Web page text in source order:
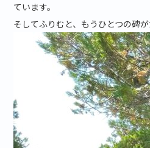
ています。
そしてふりむと、もうひとつの碑が